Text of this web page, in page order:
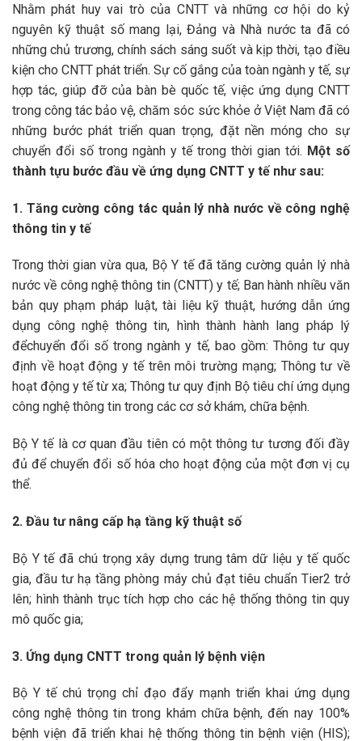
Nhằm phát huy vai trò của CNTT và những cơ hội do kỷ
nguyên kỹ thuật số mang lại, Đảng và Nhà nước ta đã có
những chủ trương, chính sách sáng suốt và kịp thời, tạo điều
kiện cho CNTT phát triển. Sự cố gắng của toàn ngành y tế, sự
hợp tác, giúp đỡ của bàn bè quốc tế, việc ứng dụng CNTT
trong công tác bảo vệ, chăm sóc sức khỏe ở Việt Nam đã có
những bước phát triển quan trọng, đặt nền móng cho sự
chuyển đổi số trong ngành y tế trong thời gian tới. Một số
thành tựu bước đầu về ứng dụng CNTT y tế như sau:
1. Tăng cường công tác quản lý nhà nước về công nghệ
thông tin y tế
Trong thời gian vừa qua, Bộ Y tế đã tăng cường quản lý nhà
nước về công nghệ thông tin (CNTT) y tế; Ban hành nhiều văn
bản quy phạm pháp luật, tài liệu kỹ thuật, hướng dẫn ứng
dụng công nghệ thông tin, hình thành hành lang pháp lý
đểchuyển đổi số trong ngành y tế, bao gồm: Thông tư quy
định về hoạt động y tế trên môi trường mạng; Thông tư về
hoạt động y tế từ xa; Thông tư quy định Bộ tiêu chí ứng dụng
công nghệ thông tin trong các cơ sở khám, chữa bệnh.
Bộ Y tế là cơ quan đầu tiên có một thông tư tương đối đầy
đủ để chuyển đổi số hóa cho hoạt động của một đơn vị cụ
thể.
2. Đầu tư nâng cấp hạ tầng kỹ thuật số
Bộ Y tế đã chú trọng xây dựng trung tâm dữ liệu y tế quốc
gia, đầu tư hạ tầng phòng máy chủ đạt tiêu chuẩn Tier2 trở
lên; hình thành trục tích hợp cho các hệ thống thông tin quy
mô quốc gia;
3. Ứng dụng CNTT trong quản lý bệnh viện
Bộ Y tế chú trọng chỉ đạo đẩy mạnh triển khai ứng dụng
công nghệ thông tin trong khám chữa bệnh, đến nay 100%
bệnh viện đã triển khai hệ thống thông tin bệnh viện (HIS);